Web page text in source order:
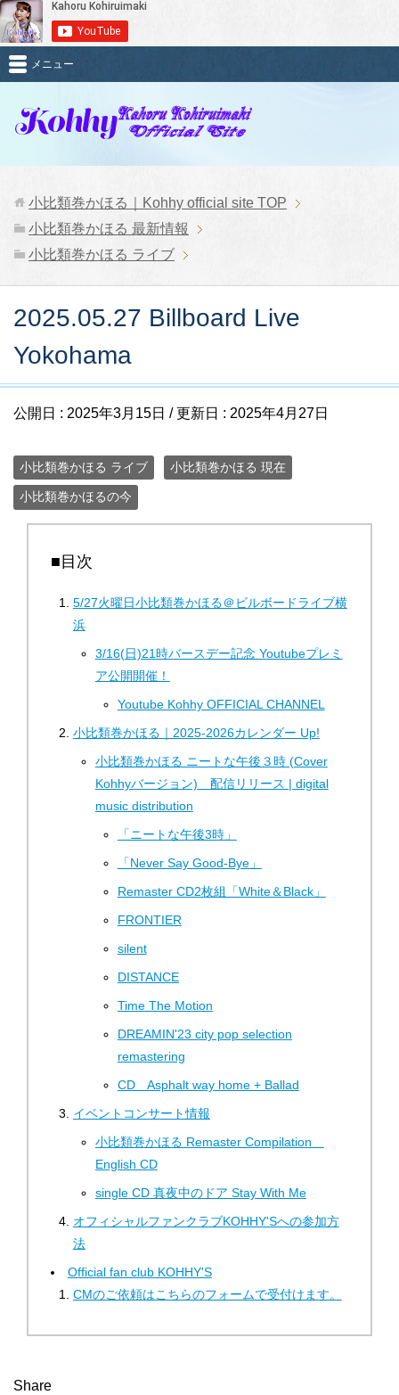
メニュー
小比類巻かほる｜Kohhy official site TOP
小比類巻かほる 最新情報
小比類巻かほる ライブ
2025.05.27 Billboard Live
Yokohama
公開日 : 2025年3月15日 / 更新日 : 2025年4月27日
小比類巻かほる ライブ 小比類巻かほる 現在
小比類巻かほるの今
■目次
5/27火曜日小比類巻かほる＠ビルボードライブ横
浜
3/16(日)21時バースデー記念 Youtubeプレミ
ア公開開催！
Youtube Kohhy OFFICIAL CHANNEL
小比類巻かほる｜2025-2026カレンダー Up!
小比類巻かほる ニートな午後３時 (Cover
Kohhyバージョン) 配信リリース | digital
music distribution
「ニートな午後3時」
「Never Say Good-Bye」
Remaster CD2枚組「White＆Black」
FRONTIER
silent
DISTANCE
Time The Motion
DREAMIN'23 city ​​pop selection
remastering
CD Asphalt way home + Ballad
イベントコンサート情報
小比類巻かほる Remaster Compilation
English CD
single CD 真夜中のドア Stay With Me
オフィシャルファンクラブKOHHY'Sへの参加方
法
Official fan club KOHHY'S
CMのご依頼はこちらのフォームで受付けます。
Share